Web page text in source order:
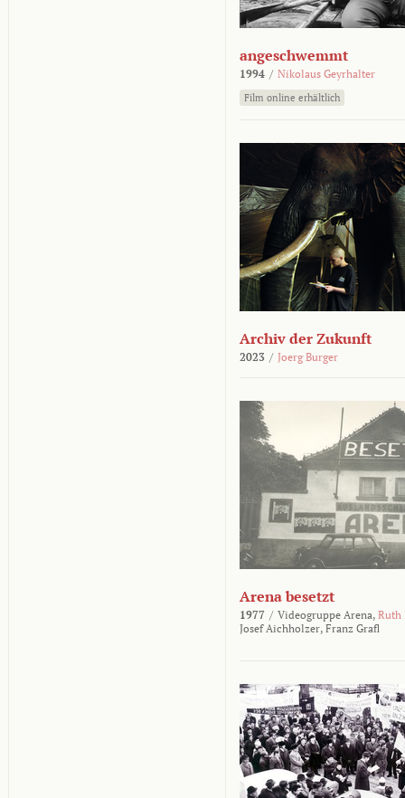
angeschwemmt
1994 / Nikolaus Geyrhalter
Film online erhältlich
Archiv der Zukunft
2023 / Joerg Burger
Arena besetzt
1977 / Videogruppe Arena, Ruth
Josef Aichholzer, Franz Grafl